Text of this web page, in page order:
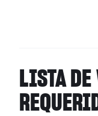
LISTA